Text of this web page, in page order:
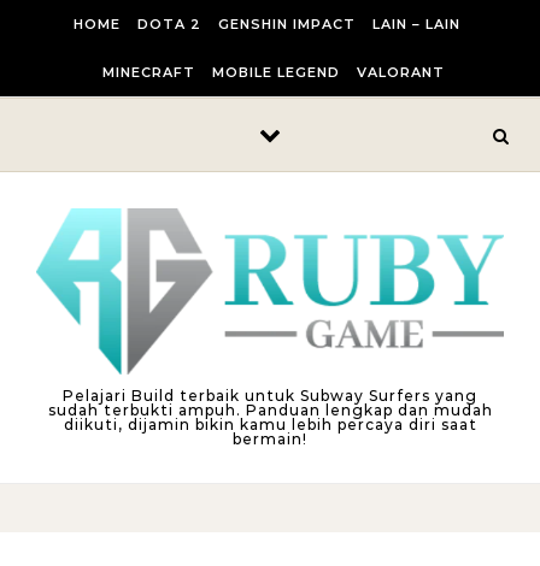
HOME DOTA 2 GENSHIN IMPACT LAIN – LAIN
MINECRAFT MOBILE LEGEND VALORANT
Pelajari Build terbaik untuk Subway Surfers yang
sudah terbukti ampuh. Panduan lengkap dan mudah
diikuti, dijamin bikin kamu lebih percaya diri saat
bermain!